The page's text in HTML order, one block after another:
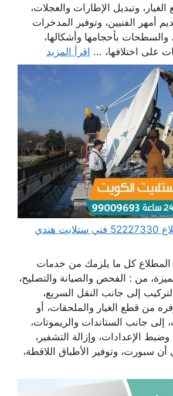
الغيار، وتبديل الإطارات والعجلات،
أمهر الفنيين، وتوفير المدخرات
والسطحات بأحجامها وأشكالها،
على اختلافها، ... اقرأ المزيد
فني ستلايت المطلاع 52227330 فني ستلايت هندي
المطلاع كل ما يلزمك من خدمات
من : الفحص والصيانة والتصليح،
إلى جانب النقل السريع،
من قطع الغيار والملحقات، أو
إلى جانب الستاندات والريموتات،
الإعدادات، وإزالة التشفير،
سبورت، وتوفير الأطباق اللاقطة،